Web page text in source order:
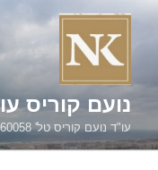
דילוג
נועם קוריס
עו"ד נועם קוריס טל' 0777060058